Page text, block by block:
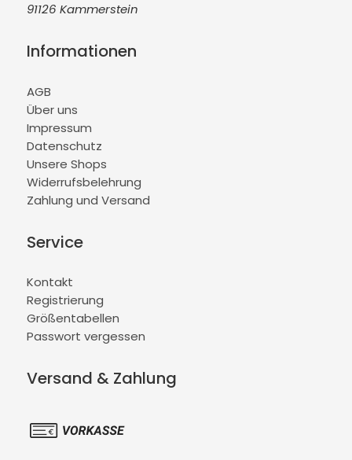
91126 Kammerstein
Informationen
AGB
Über uns
Impressum
Datenschutz
Unsere Shops
Widerrufsbelehrung
Zahlung und Versand
Service
Kontakt
Registrierung
Größentabellen
Passwort vergessen
Versand & Zahlung